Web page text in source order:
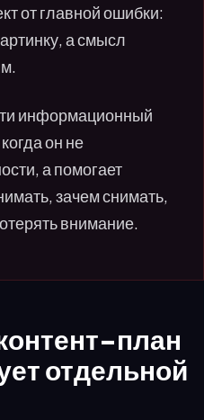
от главной ошибки:
а смысл
информационный
он не
а помогает
зачем снимать,
внимание.
план
отдельной